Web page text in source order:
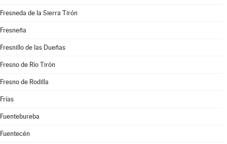
Fresneda de la Sierra Tirón
Fresneña
Fresnillo de las Dueñas
Fresno de Río Tirón
Fresno de Rodilla
Frías
Fuentebureba
Fuentecén